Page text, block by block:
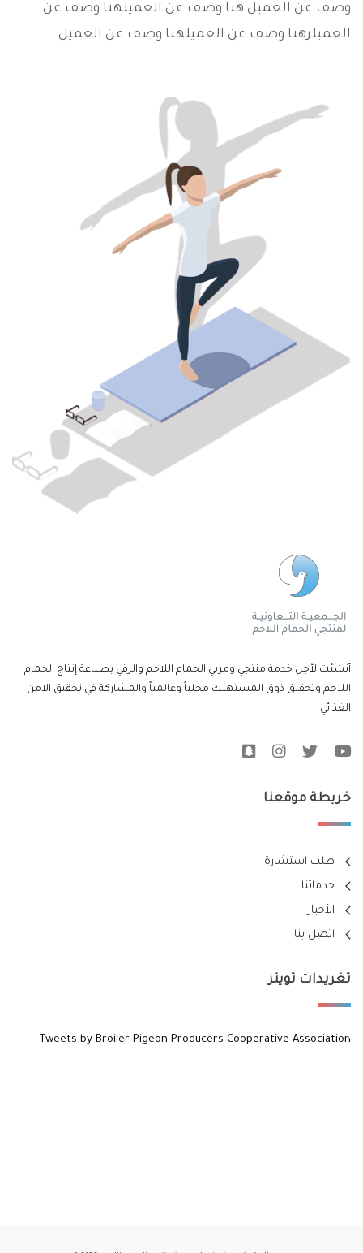
وصف عن العميل هنا وصف عن العميلهنا وصف عن
العميلرهنا وصف عن العميلهنا وصف عن العميل
أنشئت لأجل خدمة منتجي ومربي الحمام اللاحم والرقي بصناعة إنتاج الحمام
اللاحم وتحقيق ذوق المستهلك محلياُ وعالمياً والمشاركة في تحقيق الامن
الغذائي
خريطة موقعنا
طلب استشارة
خدماتنا
الأخبار
اتصل بنا
تغريدات تويتر
Tweets by Broiler Pigeon Producers Cooperative Association